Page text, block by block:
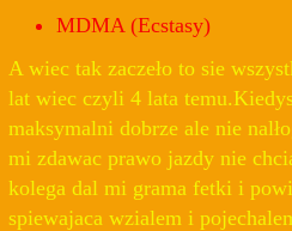
MDMA (Ecstasy)
A wiec tak zaczeło to sie
lat wiec czyli 4 lata
maksymalni dobrze ale nie
mi zdawac prawo jazdy nie
kolega dal mi grama fetki i
spiewajaca wzialem i